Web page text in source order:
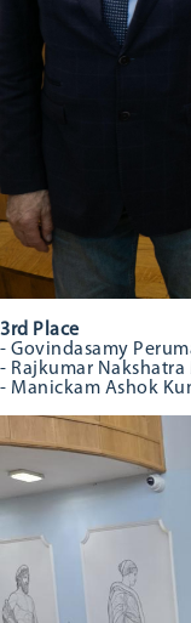
3rd Place
- Govindasamy
- Rajkumar
- Manickam Ashok